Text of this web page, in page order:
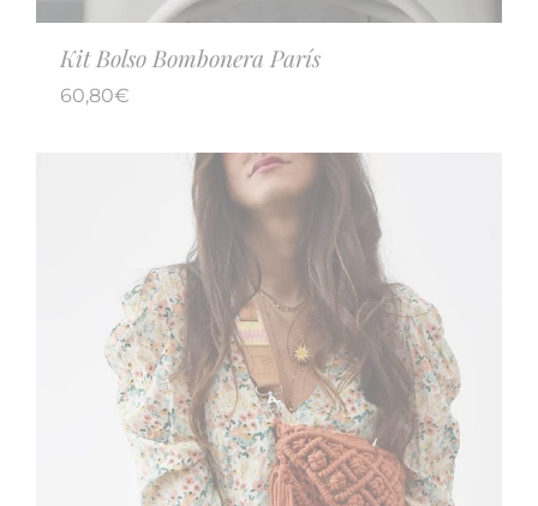
Kit Bolso Bombonera París
60,80€